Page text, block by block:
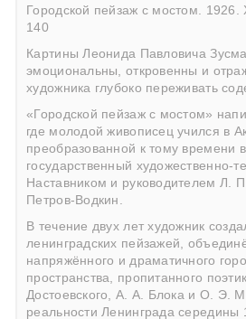
Городской пейзаж с мостом. 1926.
140
КартиныЛеонида Павловича
эмоциональны, откровенны и
художника глубоко переживать
«Городской пейзаж с мостом»
где молодой живописец учился в
преобразованной к тому времени
государственный художественно-
Наставником и руководителем Л.
Петров-Водкин.
В течение двух лет художник
ленинградских пейзажей,
напряжённого и драматичного
пространства, пропитанного
Достоевского, А. А. Блока и О. Э.
реальности Ленинграда середины